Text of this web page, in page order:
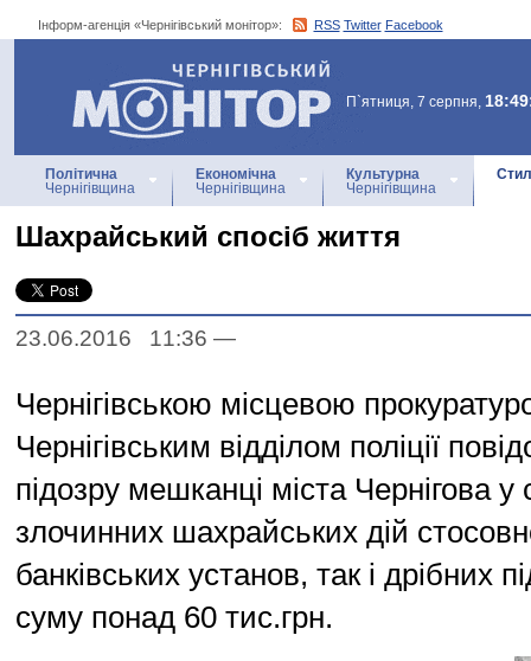
Інформ-агенція «Чернігівський монітор»: RSS Twitter Facebook
Інформ-агенція
«Чернігівський монітор»
П`ятниця, 7 серпня,
Політична
Чернігівщина
Економічна
Чернігівщина
Культурна
Чернігівщина
Шахрайський спосіб життя
23.06.2016 11:36 —
Чернігівською місцевою
Чернігівським відділом поліції
підозру мешканці міста Чернігова у
злочинних шахрайських дій
банківських установ, так і дрібних
суму понад 60 тис.грн.